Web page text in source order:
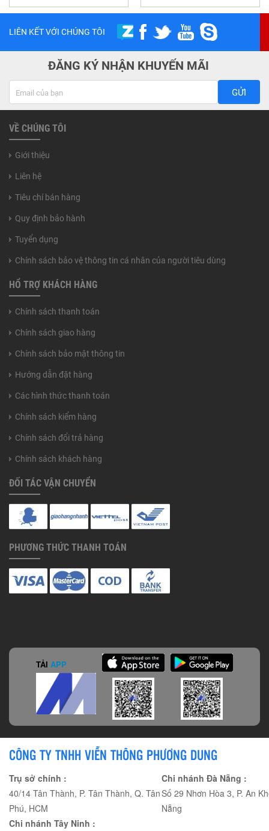
LIÊN KẾT VỚI CHÚNG TÔI
ĐĂNG KÝ NHẬN KHUYẾN MÃI
GỬI
VỀ CHÚNG TÔI
Giới thiệu
Liên hệ
Tiêu chí bán hàng
Quy định bảo hành
Tuyển dụng
Chính sách bảo vệ thông tin cá nhân của người tiêu dùng
HỔ TRỢ KHÁCH HÀNG
Chính sách thanh toán
Chính sách giao hàng
Chính sách bảo mật thông tin
Hướng dẫn đặt hàng
Các hình thức thanh toán
Chính sách kiểm hàng
Chính sách đổi trả hàng
Chính sách khách hàng
ĐỐI TÁC VẬN CHUYỂN
PHƯƠNG THỨC THANH TOÁN
TẢI APP
CÔNG TY TNHH VIỄN THÔNG PHƯƠNG DUNG
Trụ sở chính :
40/14 Tân Thành, P. Tân Thành, Q. Tân
Phú, HCM
Chi nhánh Đà Nẵng :
Số 29 Nhơn Hòa 3, P. An
Nẵng
Chi nhánh Tây Ninh :